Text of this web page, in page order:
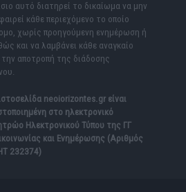
αυτό διατηρεί το δικαίωμα να μην
κάθε περιεχόμενο το οποίο
χωρίς προηγούμενη ενημέρωση ή
και να λαμβάνει κάθε αναγκαίο
αποτροπή της διάδοσης
neoiorizontes.grείναι
στο ηλεκτρονικό
Ηλεκτρονικού Τύπου της ΓΓ
και Ενημέρωσης (Αριθμός
232374)